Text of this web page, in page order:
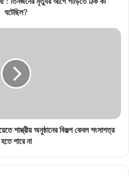
ঘটেছিল?
শাস্ত্রীয় অনুষ্ঠানের বিকল্প কেবল শংসাপত্র
হতে পারে না